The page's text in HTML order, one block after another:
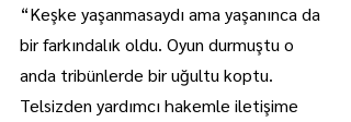
“Keşke yaşanmasaydı ama yaşanınca da
bir farkındalık oldu. Oyun durmuştu o
anda tribünlerde bir uğultu koptu.
Telsizden yardımcı hakemle iletişime